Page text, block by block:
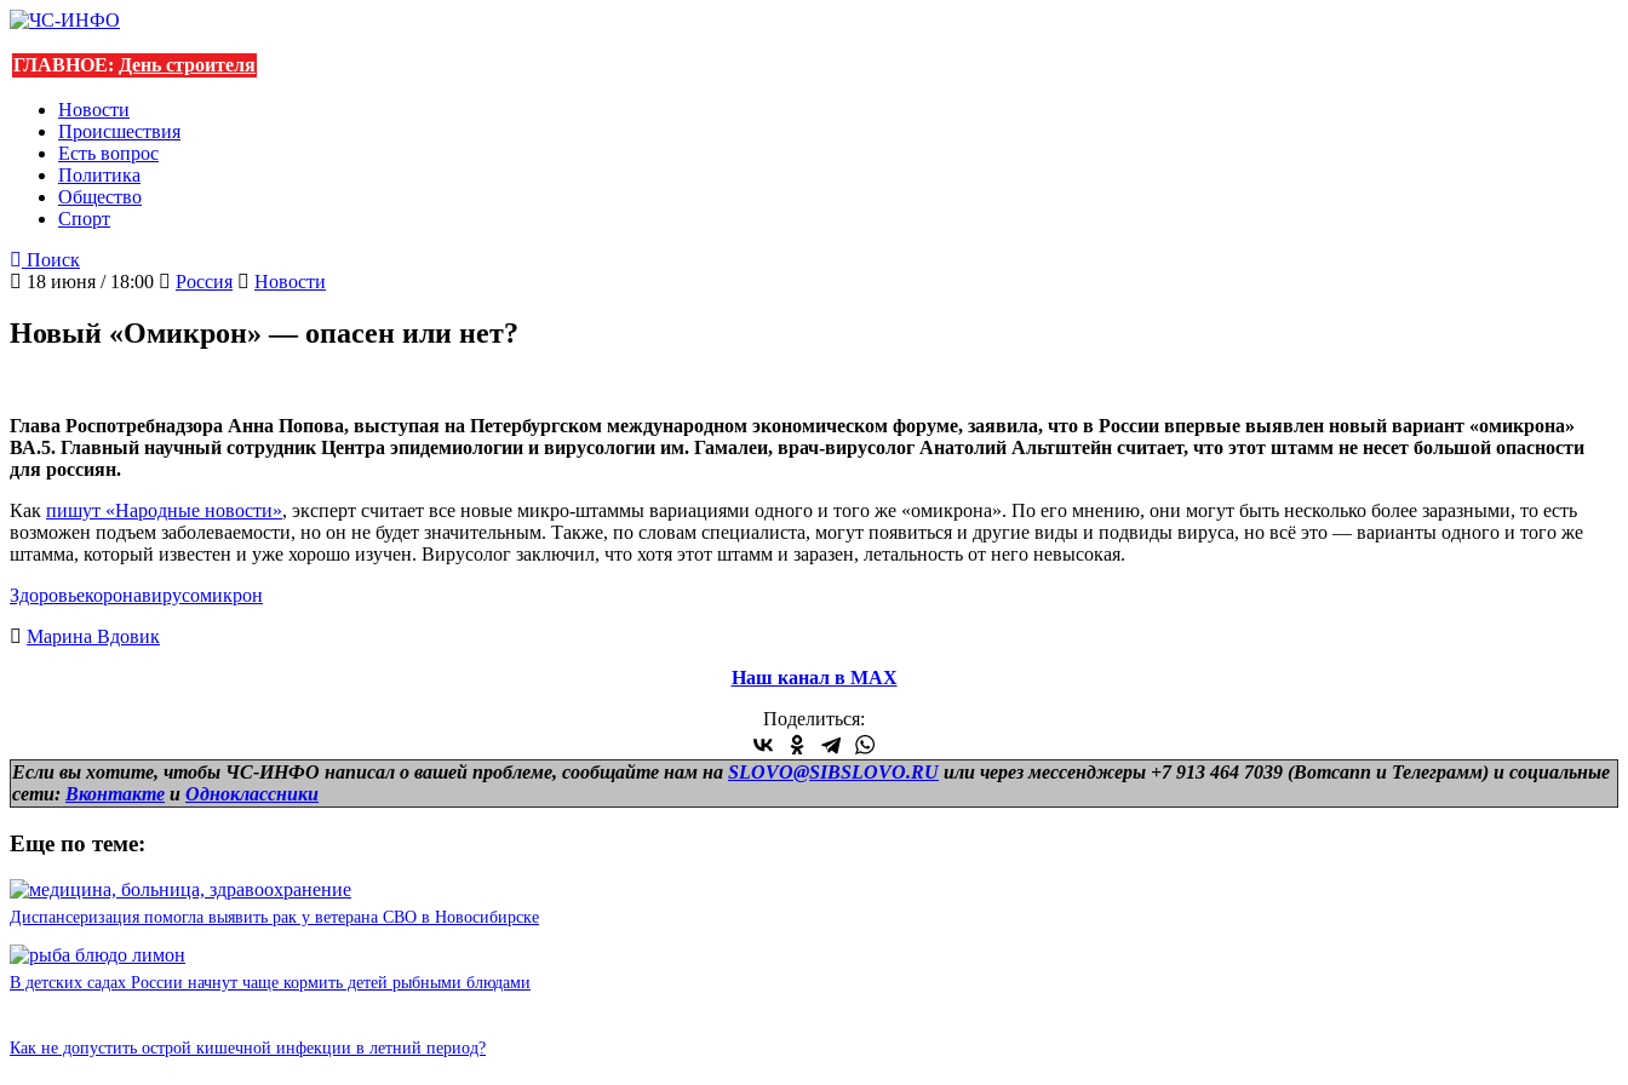
ГЛАВНОЕ: День строителя
Новости
Происшествия
Есть вопрос
Политика
Общество
Спорт
Поиск
18 июня / 18:00
Россия Новости
Новый «Омикрон» — опасен или нет?
Глава Роспотребнадзора Анна Попова, выступая на Петербургском международном экономическом форуме, заявила, что в России впервые выявлен новый вариант «омикрона»
ВА.5. Главный научный сотрудник Центра эпидемиологии и вирусологии им. Гамалеи, врач-вирусолог Анатолий Альтштейн считает, что этот штамм не несет большой опасности
для россиян.
Как пишут «Народные новости», эксперт считает все новые микро-штаммы вариациями одного и того же «омикрона». По его мнению, они могут быть несколько более заразными, то есть
возможен подъем заболеваемости, но он не будет значительным. Также, по словам специалиста, могут появиться и другие виды и подвиды вируса, но всё это — варианты одного и того же
штамма, который известен и уже хорошо изучен. Вирусолог заключил, что хотя этот штамм и заразен, летальность от него невысокая.
Здоровьекоронавирусомикрон
Марина Вдовик
Наш канал в МАХ
Поделиться:
Если вы хотите, чтобы ЧС-ИНФО написал о вашей проблеме, сообщайте нам на SLOVO@SIBSLOVO.RU или через мессенджеры +7 913 464 7039 (Вотсапп и Телеграмм) и социальные
сети: Вконтакте и Одноклассники
Еще по теме:
Диспансеризация помогла выявить рак у ветерана СВО в Новосибирске
В детских садах России начнут чаще кормить детей рыбными блюдами
Как не допустить острой кишечной инфекции в летний период?